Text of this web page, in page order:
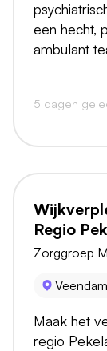
een hecht,
ambulant
5 dagen
Regio
Zorggroep
Veendam
Maak het
regio